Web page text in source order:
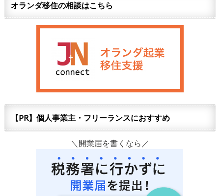
オランダ移住の相談はこちら
【PR】個人事業主・フリーランスにおすすめ
＼開業届を書くなら／